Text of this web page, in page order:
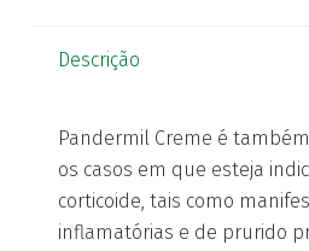
Descrição
Pandermil Creme é
os casos em que esteja
corticoide, tais como
inflamatórias e de prurido